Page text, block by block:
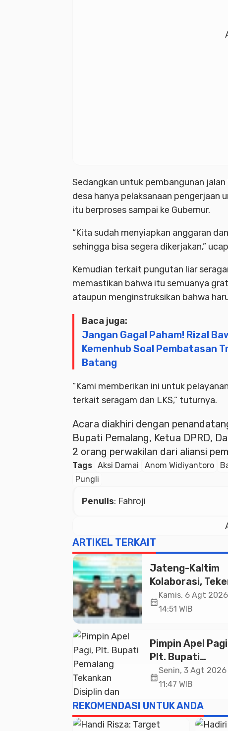
Sedangkan untuk pembangunan
desa hanya pelaksanaan pengerjaan
itu berproses sampai ke Gubernur.
“Kita sudah menyiapkan anggaran
sehingga bisa segera dikerjakan,”
Kemudian terkait pungutan liar
memastikan bahwa itu semuanya
ataupun menginstruksikan bahwa
Baca juga:
Jangan Gagal Paham! Rizal
Kemenhub Soal Pembatasan
Batang
“Kami memberikan ini untuk
terkait seragam dan LKS,” tuturnya.
Acara diakhiri dengan
Bupati Pemalang, Ketua DPRD,
2 orang perwakilan dari aliansi
Tags Aksi Damai Anom Widiyantoro
Pungli
Penulis: Fahroji
ARTIKEL TERKAIT
Jateng-Kaltim
Kolaborasi,
19 Kerja Sama
Ekonomi Senilai
calendar_month
Kamis, 6 Agt 2026 |
14:51 WIB
Pimpin Apel
Plt. Bupati
Pemalang
Tekankan Disiplin
untuk Pelayanan
Publik
calendar_month
Senin, 3 Agt 2026 |
11:47 WIB
REKOMENDASI UNTUK ANDA